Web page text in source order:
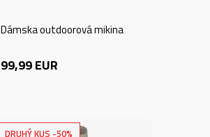
Dámska outdoorová mikina
99,99EUR
DRUHÝ KUS -50%